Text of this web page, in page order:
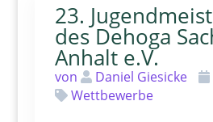
23.
des Dehoga
Anhalt e.V.
von Daniel Giesicke
Wettbewerbe